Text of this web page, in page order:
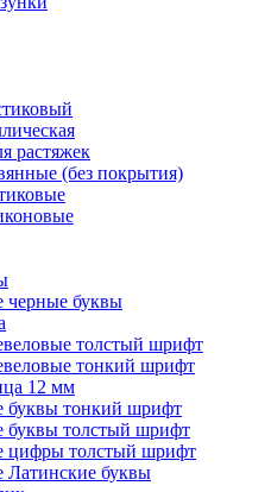
растяжек
(без покрытия)
черные буквы
толстый шрифт
тонкий шрифт
12 мм
буквы тонкий шрифт
буквы толстый шрифт
цифры толстый шрифт
Латинские буквы